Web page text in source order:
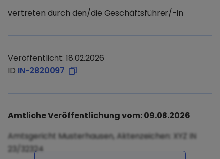
vertreten durch den/die Geschäftsführer/-in
Veröffentlicht: 18.02.2026
ID IN-2820097
Amtliche Veröffentlichung vom: 09.08.2026
Amtsgericht Musterhausen, Aktenzeichen: XYZ IN
23/32324